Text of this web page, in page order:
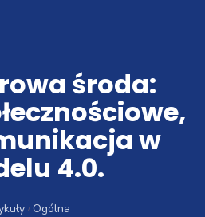
środa:
w
4.0.
Ogólna